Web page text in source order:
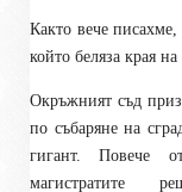
Както вече писахме,
който беляза края
Окръжният съд
по събаряне на
гигант. Повече
магистратите